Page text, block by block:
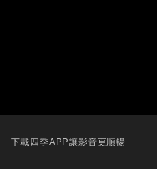
下載四季APP讓影音更順暢